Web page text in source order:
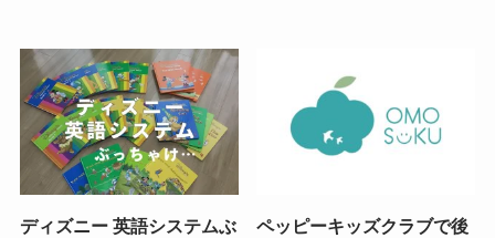
ディズニー 英語システムぶ
ペッピーキッズクラブで後